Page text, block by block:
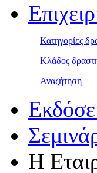
Κατηγορίες
Κλάδος
Αναζήτηση
Η